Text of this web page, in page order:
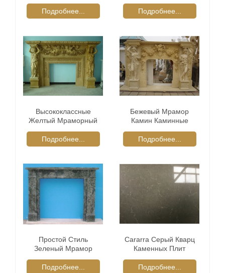
Подробнее...
Подробнее...
Высококлассные
Желтый Мраморный
Объемного
Подробнее...
Бежевый Мрамор
Камин Каминные
Подробнее...
Простой Стиль
Зеленый Мрамор
Камина
Подробнее...
Cararra Серый Кварц
Каменных Плит
Подробнее...